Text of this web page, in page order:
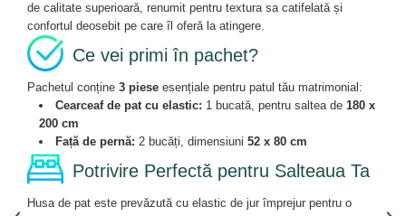
de calitate superioară, renumit pentru textura sa catifelată și
confortul deosebit pe care îl oferă la atingere.
Ce vei primi în pachet?
Pachetul conține 3 piese esențiale pentru patul tău matrimonial:
Cearceaf de pat cu elastic: 1 bucată, pentru saltea de 180 x
200 cm
Față de pernă: 2 bucăți, dimensiuni 52 x 80 cm
Potrivire Perfectă pentru Salteaua Ta
Husa de pat este prevăzută cu elastic de jur împrejur pentru o